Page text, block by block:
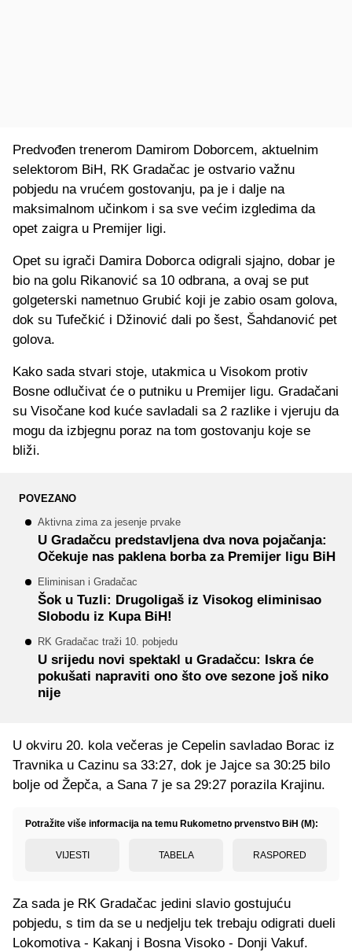
Predvođen trenerom Damirom Doborcem, aktuelnim
selektorom BiH, RK Gradačac je ostvario važnu
pobjedu na vrućem gostovanju, pa je i dalje na
maksimalnom učinkom i sa sve većim izgledima da
opet zaigra u Premijer ligi.
Opet su igrači Damira Doborca odigrali sjajno, dobar je
bio na golu Rikanović sa 10 odbrana, a ovaj se put
golgeterski nametnuo Grubić koji je zabio osam golova,
dok su Tufečkić i Džinović dali po šest, Šahdanović pet
golova.
Kako sada stvari stoje, utakmica u Visokom protiv
Bosne odlučivat će o putniku u Premijer ligu. Gradačani
su Visočane kod kuće savladali sa 2 razlike i vjeruju da
mogu da izbjegnu poraz na tom gostovanju koje se
bliži.
POVEZANO
Aktivna zima za jesenje prvake
U Gradačcu predstavljena dva nova pojačanja:
Očekuje nas paklena borba za Premijer ligu BiH
Eliminisan i Gradačac
Šok u Tuzli: Drugoligaš iz Visokog eliminisao
Slobodu iz Kupa BiH!
RK Gradačac traži 10. pobjedu
U srijedu novi spektakl u Gradačcu: Iskra će
pokušati napraviti ono što ove sezone još niko
nije
U okviru 20. kola večeras je Cepelin savladao Borac iz
Travnika u Cazinu sa 33:27, dok je Jajce sa 30:25 bilo
bolje od Žepča, a Sana 7 je sa 29:27 porazila Krajinu.
Potražite više informacija na temu Rukometno prvenstvo BiH (M):
VIJESTI TABELA RASPORED
Za sada je RK Gradačac jedini slavio gostujuću
pobjedu, s tim da se u nedjelju tek trebaju odigrati dueli
Lokomotiva - Kakanj i Bosna Visoko - Donji Vakuf.